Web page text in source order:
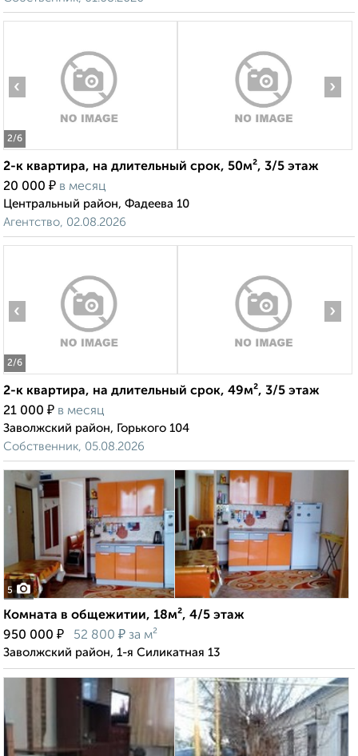
2/6
‹ ›
2-к квартира, на длительный срок, 50м², 3/5 этаж
20 000 ₽ в месяц
Центральный район, Фадеева 10
Агентство, 02.08.2026
2/6
‹ ›
2-к квартира, на длительный срок, 49м², 3/5 этаж
21 000 ₽ в месяц
Заволжский район, Горького 104
Собственник, 05.08.2026
5
Комната в общежитии, 18м², 4/5 этаж
950 000 ₽ 52 800 ₽ за м²
Заволжский район, 1-я Силикатная 13